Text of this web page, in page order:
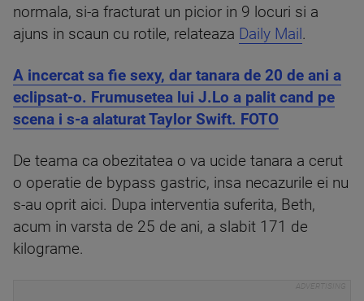
normala, si-a fracturat un picior in 9 locuri si a
ajuns in scaun cu rotile, relateaza Daily Mail.
A incercat sa fie sexy, dar tanara de 20 de ani a
eclipsat-o. Frumusetea lui J.Lo a palit cand pe
scena i s-a alaturat Taylor Swift. FOTO
De teama ca obezitatea o va ucide tanara a cerut
o operatie de bypass gastric, insa necazurile ei nu
s-au oprit aici. Dupa interventia suferita, Beth,
acum in varsta de 25 de ani, a slabit 171 de
kilograme.